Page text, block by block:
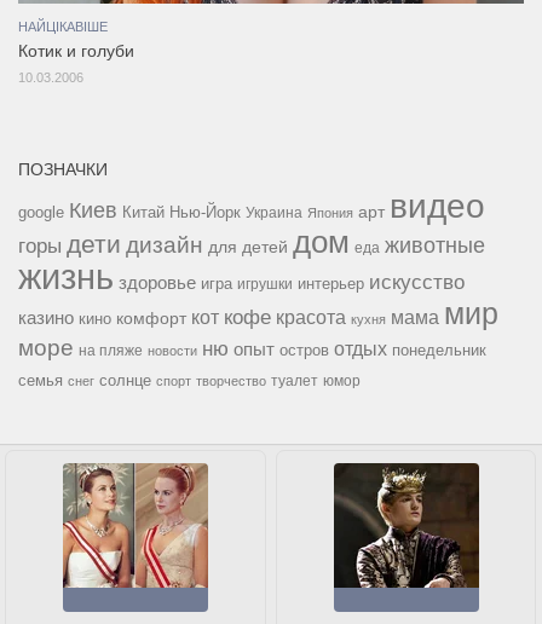
НАЙЦІКАВІШЕ
Котик и голуби
10.03.2006
ПОЗНАЧКИ
google Киев Китай Нью-Йорк Украина Япония арт видео
горы дети дизайн для детей дом еда животные
жизнь здоровье игра игрушки интерьер искусство
казино кино комфорт кот кофе красота кухня мама мир
море на пляже новости ню опыт остров отдых понедельник
семья снег солнце спорт творчество туалет юмор